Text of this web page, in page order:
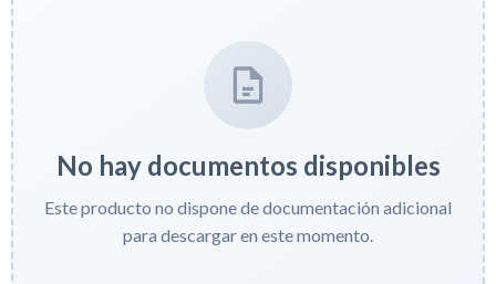
No hay documentos disponibles
Este producto no dispone de documentación adicional
para descargar en este momento.